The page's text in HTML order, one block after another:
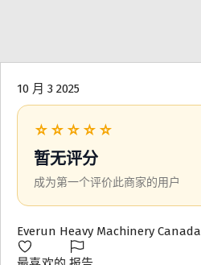
10 月 3 2025
☆☆☆☆☆
暂无评分
成为第一个评价此商家的用户
Everun Heavy Machinery Canada